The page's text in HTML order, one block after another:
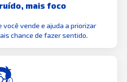
mais foco
você vende e ajuda a priorizar
chance de fazer sentido.